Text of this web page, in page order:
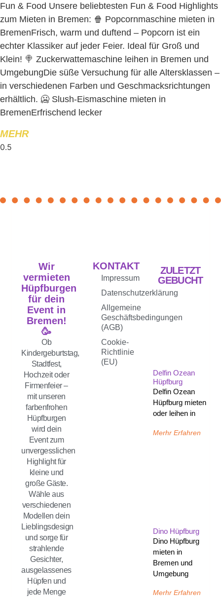
Fun & Food Unsere beliebtesten Fun & Food Highlights
zum Mieten in Bremen: 🍿 Popcornmaschine mieten in
BremenFrisch, warm und duftend – Popcorn ist ein
echter Klassiker auf jeder Feier. Ideal für Groß und
Klein! 🍭 Zuckerwattemaschine leihen in Bremen und
UmgebungDie süße Versuchung für alle Altersklassen –
in verschiedenen Farben und Geschmacksrichtungen
erhältlich. 🥶 Slush-Eismaschine mieten in
BremenErfrischend lecker
MEHR
Wir
vermieten
Hüpfburgen
für dein
Event in
Bremen!
🥳
Ob
Kindergeburtstag,
Stadtfest,
Hochzeit oder
Firmenfeier –
mit unseren
farbenfrohen
Hüpfburgen
wird dein
Event zum
unvergesslichen
Highlight für
kleine und
große Gäste.
Wähle aus
verschiedenen
Modellen dein
Lieblingsdesign
und sorge für
strahlende
Gesichter,
ausgelassenes
Hüpfen und
jede Menge
KONTAKT
Impressum
Datenschutzerklärung
Allgemeine
Geschäftsbedingungen
(AGB)
Cookie-
Richtlinie
(EU)
ZULETZT
GEBUCHT
Delfin Ozean
Hüpfburg
Delfin Ozean
Hüpfburg mieten
oder leihen in
Merhr Erfahren
Dino Hüpfburg
Dino Hüpfburg
mieten in
Bremen und
Umgebung
Merhr Erfahren